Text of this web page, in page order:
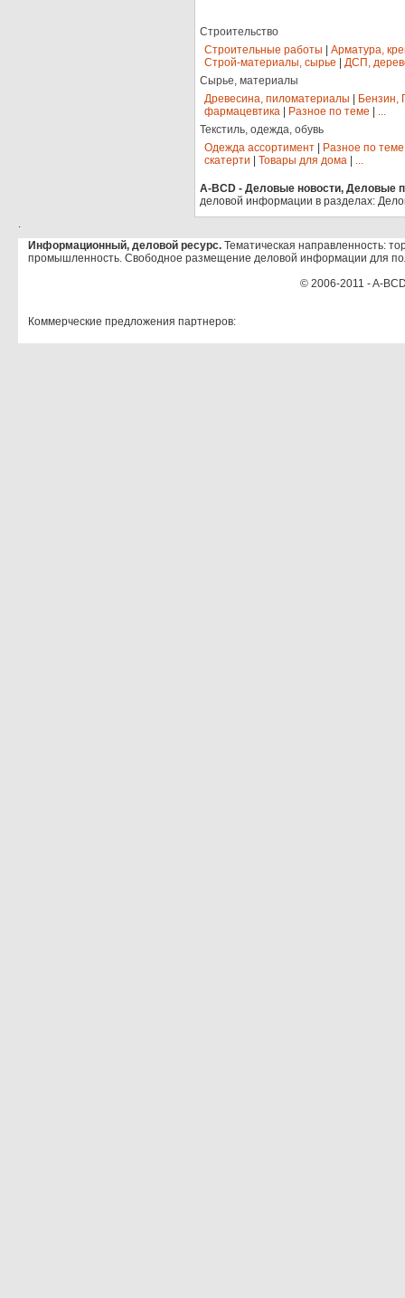
Строительство
Строительные работы
Арматура,
Строй-материалы, сырье
ДСП,
Сырье, материалы
Древесина, пиломатериалы
Бензин,
фармацевтика
Разное по теме
...
Текстиль, одежда, обувь
Одежда ассортимент
Разное по теме
скатерти
Товары для дома ...
A-BCD - Деловые новости, Деловые
деловой информации в разделах:
.
Информационный, деловой ресурс. Тематическая направленность:
промышленность. Свободное размещение деловой информации для
© 2006-2011 - A-
Коммерческие предложения партнеров: